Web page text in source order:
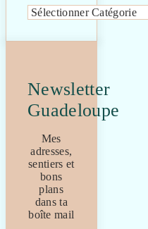
Catégories
Newsletter
Guadeloupe
Mes
adresses,
sentiers et
bons
plans
dans ta
boîte mail